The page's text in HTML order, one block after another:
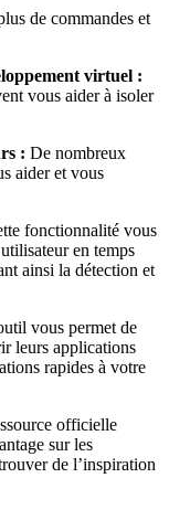
de commandes et
virtuel :
vous aider à isoler
: De nombreux
aider et vous
fonctionnalité vous
en temps
ainsi la détection et
vous permet de
leurs applications
rapides à votre
officielle
sur les
de l’inspiration